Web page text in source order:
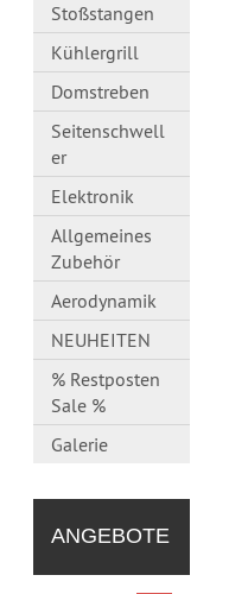
Stoßstangen
Kühlergrill
Domstreben
Seitenschwell
er
Elektronik
Allgemeines
Zubehör
Aerodynamik
NEUHEITEN
% Restposten
Sale %
Galerie
ANGEBOTE